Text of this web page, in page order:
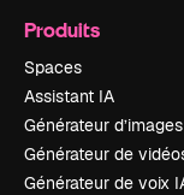
Produits
Spaces
Assistant IA
Générateur
Générateur de
Générateur de voix